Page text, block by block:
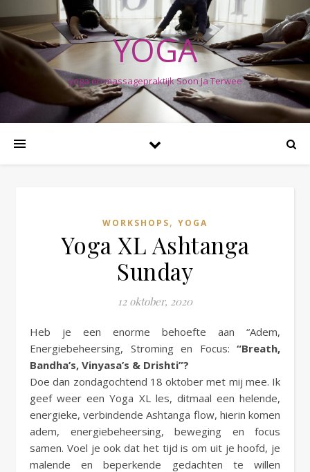
YOGA
yoga en massagepraktijk Soon Ja Terwee
WORKSHOPS, YOGA
Yoga XL Ashtanga
Sunday
12 oktober, 2020
Heb je een enorme behoefte aan “Adem,
Energiebeheersing, Stroming en Focus: “Breath,
Bandha’s, Vinyasa’s & Drishti”?
Doe dan zondagochtend 18 oktober met mij mee. Ik
geef weer een Yoga XL les, ditmaal een helende,
energieke, verbindende Ashtanga flow, hierin komen
adem, energiebeheersing, beweging en focus
samen. Voel je ook dat het tijd is om uit je hoofd, je
malende en beperkende gedachten te willen